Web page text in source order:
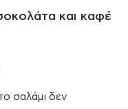
και καφέ
σαλάμι δεν